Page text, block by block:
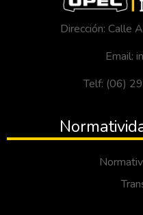
Dirección: Calle
Email:
Telf: (06)